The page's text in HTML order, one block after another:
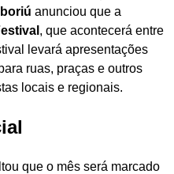
anunciou que a
, que acontecerá entre
levará apresentações
ruas, praças e outros
locais e regionais.
que o mês será marcado